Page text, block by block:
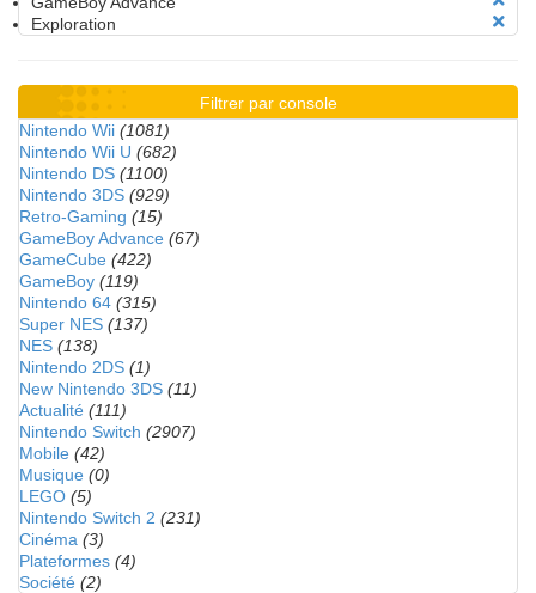
Exploration
Filtrer par console
Nintendo Wii (1081)
Nintendo Wii U (682)
Nintendo DS (1100)
Nintendo 3DS (929)
Retro-Gaming (15)
GameBoy Advance (67)
GameCube (422)
GameBoy (119)
Nintendo 64 (315)
Super NES (137)
NES (138)
Nintendo 2DS (1)
New Nintendo 3DS (11)
Actualité (111)
Nintendo Switch (2907)
Mobile (42)
Musique (0)
LEGO (5)
Nintendo Switch 2 (231)
Cinéma (3)
Plateformes (4)
Société (2)